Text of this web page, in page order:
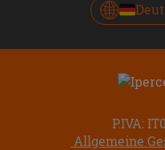
P.IVA:
Allgemeine